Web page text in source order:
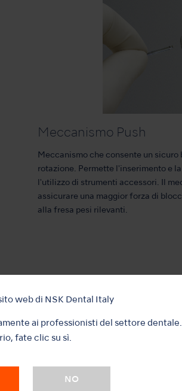
web di NSK Dental Italy
ai professionisti del settore dentale.
fate clic su sì.
NO
Meccanismo Push
Meccanismo che consente un
rotazione. Permette l'inserimento e
l'utilizzo di strumenti accessori. Il
assicurare una maggior forza di
alla fresa pesi rilevanti.